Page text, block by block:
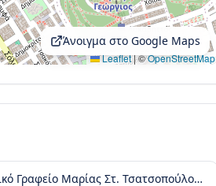
Leaflet|©OpenStreetMap
Άνοιγμα στο Google Maps
Δικηγορικό Γραφείο Μαρίας Στ. Τσατσοπούλου LAW it/Maria Tsatsopoulou Law office